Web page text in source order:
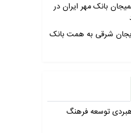
بانک مهر ایران در
آذربایجان شرقی به همت بانک
توسعه فرهنگ